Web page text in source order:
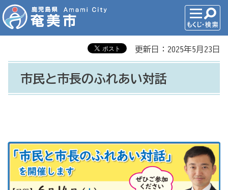
更新日：2025年5月23日
市民と市長のふれあい対話